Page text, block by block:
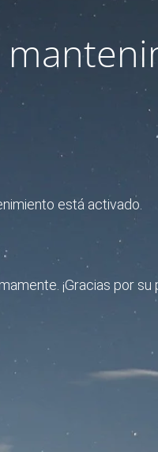
está activado.
¡Gracias por su